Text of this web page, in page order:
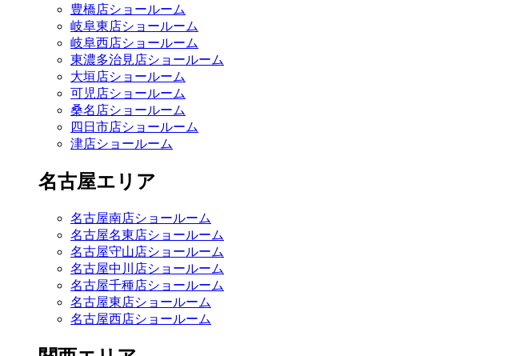
豊橋店ショールーム
岐阜東店ショールーム
岐阜西店ショールーム
東濃多治見店ショールーム
大垣店ショールーム
可児店ショールーム
桑名店ショールーム
四日市店ショールーム
津店ショールーム
名古屋エリア
名古屋南店ショールーム
名古屋名東店ショールーム
名古屋守山店ショールーム
名古屋中川店ショールーム
名古屋千種店ショールーム
名古屋東店ショールーム
名古屋西店ショールーム